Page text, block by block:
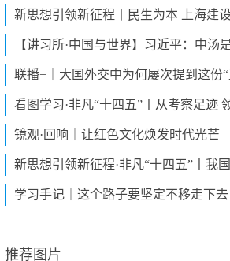
新思想引领新征程丨民生为本 上海建
联播+｜大国外交中为何屡次提到这份
镜观·回响｜让红色文化焕发时代光芒
学习手记｜这个路子要坚定不移走下去
推荐图片